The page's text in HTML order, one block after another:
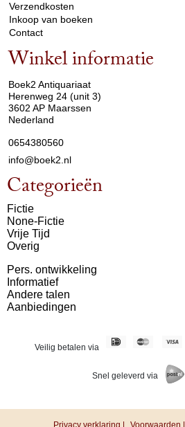
Verzendkosten
Inkoop van boeken
Contact
Winkel informatie
Boek2 Antiquariaat
Herenweg 24 (unit 3)
3602 AP Maarssen
Nederland
0654380560
info@boek2.nl
Categorieën
Fictie
None-Fictie
Vrije Tijd
Overig
Pers. ontwikkeling
Informatief
Andere talen
Aanbiedingen
Veilig betalen via
Snel geleverd via
Privacy verklaring | Voorwaarden |